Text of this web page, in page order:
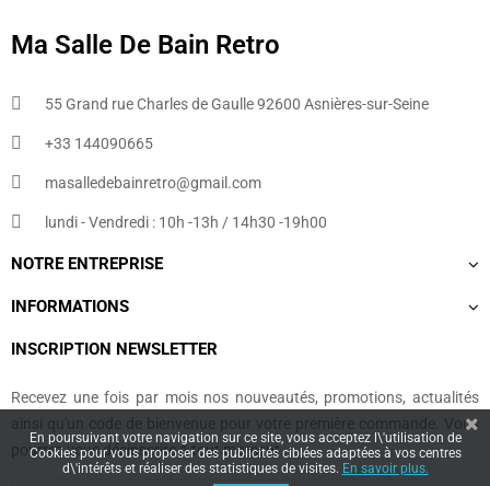
Ma Salle De Bain Retro
55 Grand rue Charles de Gaulle 92600 Asnières-sur-Seine
+33 144090665​
masalledebainretro@gmail.com
lundi - Vendredi : 10h -13h / 14h30 -19h00
NOTRE ENTREPRISE
INFORMATIONS
INSCRIPTION NEWSLETTER
Recevez une fois par mois nos nouveautés, promotions, actualités
ainsi qu'un code de bienvenue pour votre première commande. Vous
pourrez vous désinscrire à tout moment.
En poursuivant votre navigation sur ce site, vous acceptez l\'utilisation de
Cookies pour vous proposer des publicités ciblées adaptées à vos centres
d\'intérêts et réaliser des statistiques de visites. En savoir plus.